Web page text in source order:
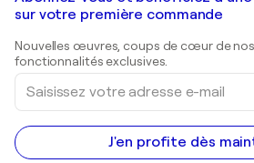
Shepard Fairey
Estampes
Peintures acryliques
Galeries d'art en Belgique
sur votre première commande
Nouvelles œuvres, coups de cœur de nos
fonctionnalités exclusives.
Saisissez
votre
adresse
e-
mail
J'en profite dès